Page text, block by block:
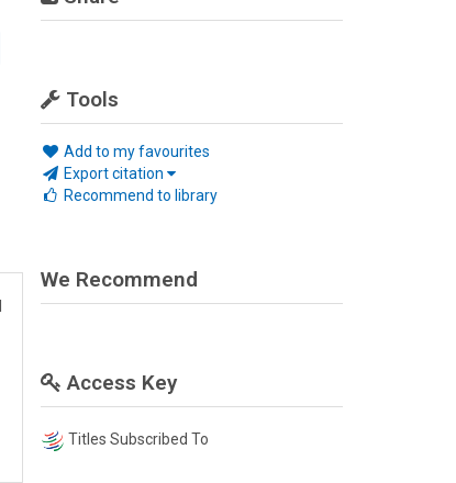
Tools
Add to my favourites
Export citation
Recommend to library
We Recommend
Access Key
Titles Subscribed To